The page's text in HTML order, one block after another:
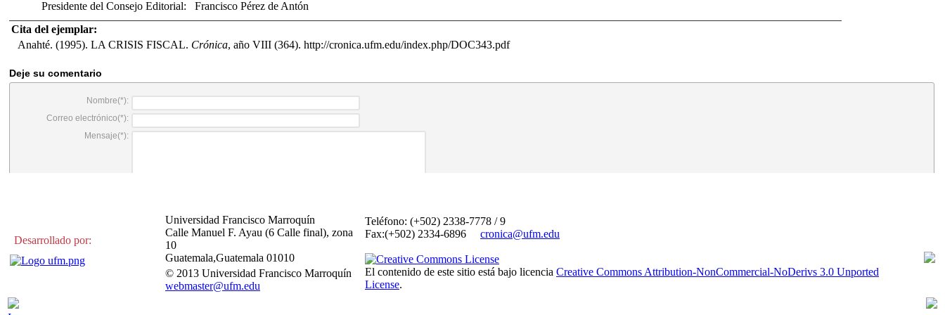
6.
Presidente del Consejo Editorial:
Francisco Pérez de Antón
Cita del ejemplar:
Anahté. (1995). LA CRISIS FISCAL. Crónica, año VIII (364). http://cronica.ufm.edu/index.php/DOC343.pdf
Desarrollado por:
Universidad Francisco Marroquín
Calle Manuel F. Ayau (6 Calle final), zona
10
Guatemala,Guatemala 01010
Teléfono: (+502) 2338-7778 / 9
Fax:(+502) 2334-6896 cronica@ufm.edu
El contenido de este sitio está bajo licencia Creative Commons Attribution-NonCommercial-NoDerivs 3.0 Unported
License.
© 2013 Universidad Francisco Marroquín
webmaster@ufm.edu